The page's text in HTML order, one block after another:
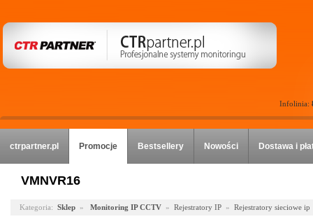
Infolinia:
ctrpartner.pl Promocje Bestsellery Nowości Dostawa i
VMNVR16
Kategoria: Sklep » Monitoring IP CCTV » Rejestratory IP » Rejestratory sieciowe ip